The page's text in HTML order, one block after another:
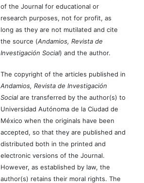
of the Journal for educational or
research purposes, not for profit, as
long as they are not mutilated and cite
the source (Andamios, Revista de
Investigación Social) and the author.
The copyright of the articles published in
Andamios, Revista de Investigación
Social are transferred by the author(s) to
Universidad Autónoma de la Ciudad de
México when the originals have been
accepted, so that they are published and
distributed both in the printed and
electronic versions of the Journal.
However, as established by law, the
author(s) retains their moral rights. The